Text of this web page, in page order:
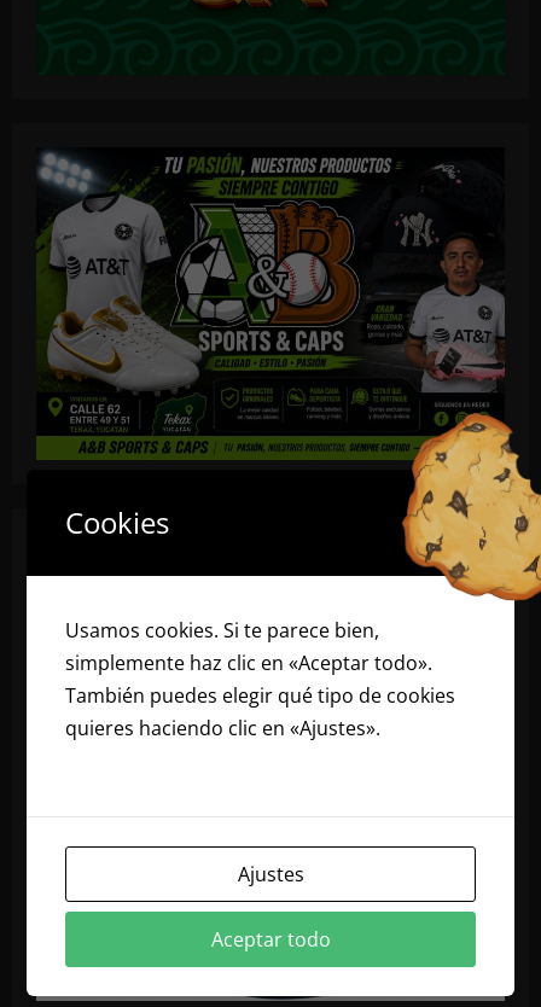
Cookies
Usamos cookies. Si te parece bien,
simplemente haz clic en «Aceptar todo».
También puedes elegir qué tipo de cookies
quieres haciendo clic en «Ajustes».
Ajustes
Aceptar todo